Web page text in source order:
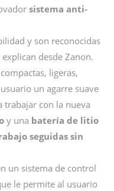
sistema anti-
y son reconocidas
desde Zanon.
ligeras,
un agarre suave
trabajar con la nueva
y una batería de litio
seguidas sin
un sistema de control
le permite al usuario